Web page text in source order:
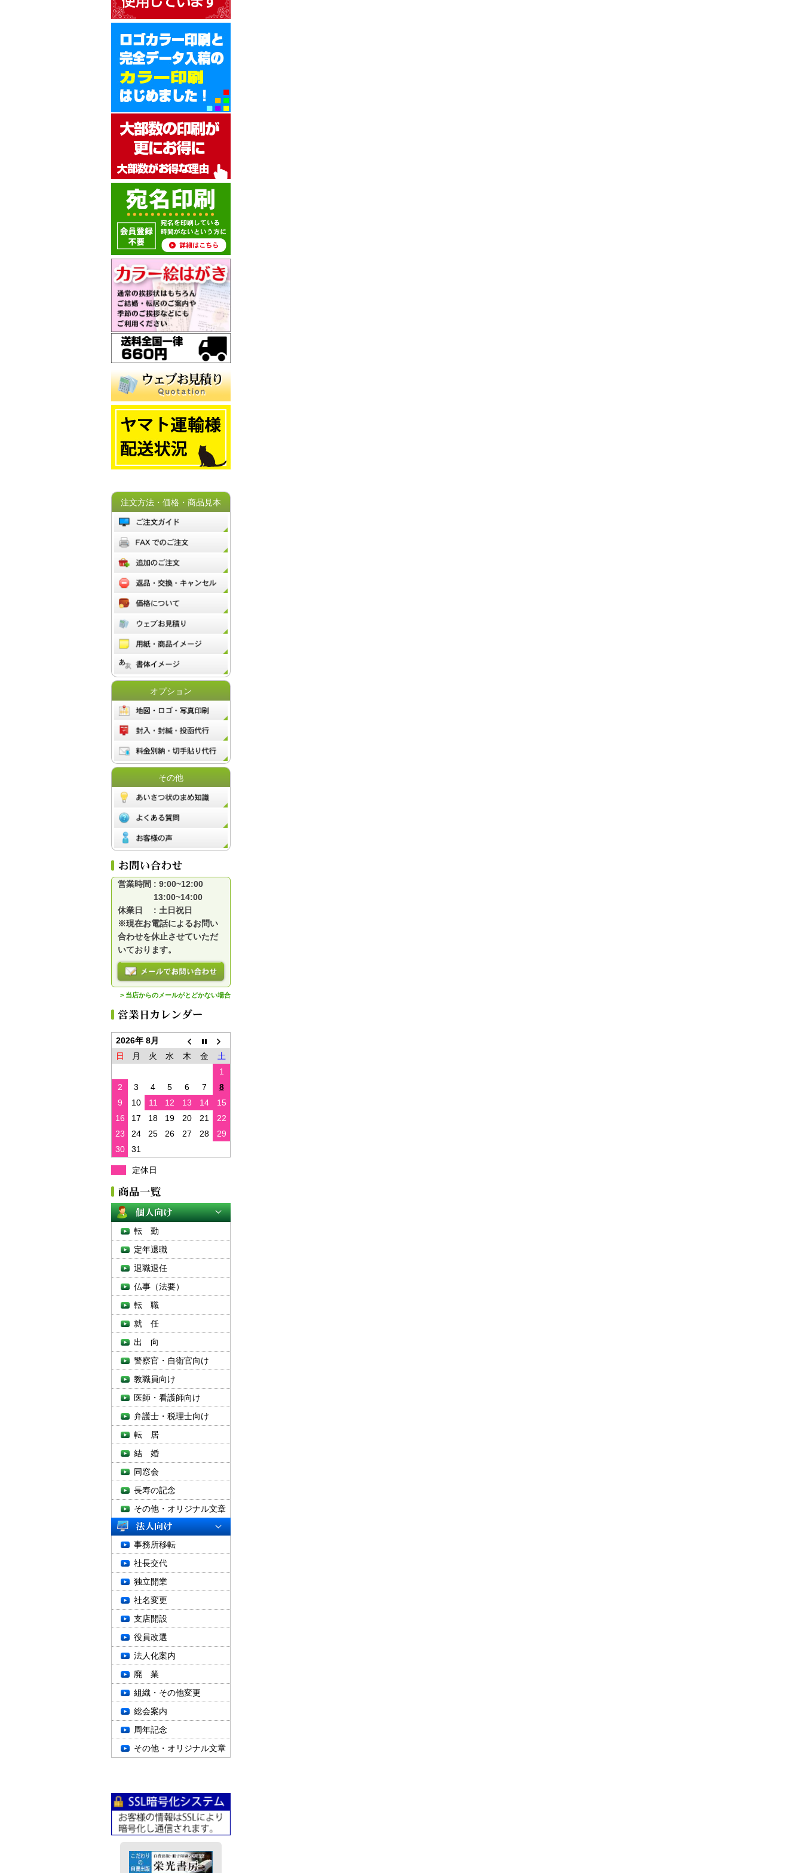
注文方法・価格・商品見本
オプション
その他
営業時間 : 9:00~12:00
13:00~14:00
休業日 : 土日祝日
※現在お電話によるお問い
合わせを休止させていただ
いております。
> 当店からのメールがとどかない場合
2026年 8月
日
月 火 水 木 金
土
1
2
3 4 5 6 7
8
9
10 11 12 13 14
15
16
17 18 19 20 21
22
23
24 25 26 27 28
29
30
31
定休日
転 勤
定年退職
退職退任
仏事（法要）
転 職
就 任
出 向
警察官・自衛官向け
教職員向け
医師・看護師向け
弁護士・税理士向け
転 居
結 婚
同窓会
長寿の記念
その他・オリジナル文章
事務所移転
社長交代
独立開業
社名変更
支店開設
役員改選
法人化案内
廃 業
組織・その他変更
総会案内
周年記念
その他・オリジナル文章